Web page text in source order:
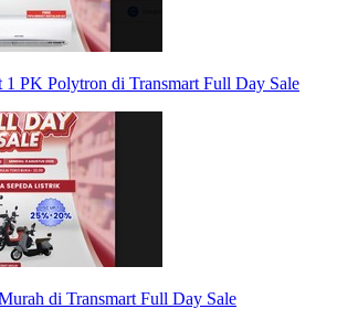
PK Polytron di Transmart Full Day Sale
di Transmart Full Day Sale